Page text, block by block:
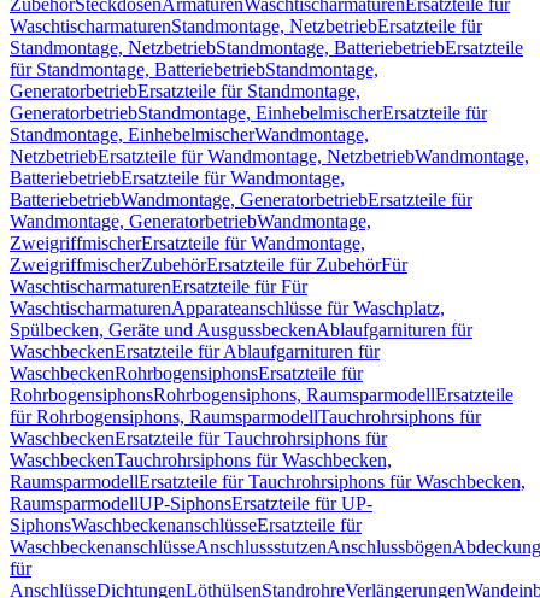
ZubehörSteckdosenArmaturenWaschtischarmaturen Ersatzteile für
WaschtischarmaturenStandmontage, NetzbetriebErsatzteile für
Standmontage, NetzbetriebStandmontage, BatteriebetriebErsatzteile
für Standmontage, BatteriebetriebStandmontage,
GeneratorbetriebErsatzteile für Standmontage,
GeneratorbetriebStandmontage, EinhebelmischerErsatzteile für
Standmontage, EinhebelmischerWandmontage,
NetzbetriebErsatzteile für Wandmontage, NetzbetriebWandmontage,
BatteriebetriebErsatzteile für Wandmontage,
BatteriebetriebWandmontage, GeneratorbetriebErsatzteile für
Wandmontage, GeneratorbetriebWandmontage,
ZweigriffmischerErsatzteile für Wandmontage,
ZweigriffmischerZubehörErsatzteile für ZubehörFür
WaschtischarmaturenErsatzteile für Für
WaschtischarmaturenApparateanschlüsse für Waschplatz,
Spülbecken, Geräte und AusgussbeckenAblaufgarnituren für
WaschbeckenErsatzteile für Ablaufgarnituren für
WaschbeckenRohrbogensiphonsErsatzteile für
RohrbogensiphonsRohrbogensiphons, RaumsparmodellErsatzteile
für Rohrbogensiphons, RaumsparmodellTauchrohrsiphons für
WaschbeckenErsatzteile für Tauchrohrsiphons für
WaschbeckenTauchrohrsiphons für Waschbecken,
RaumsparmodellErsatzteile für Tauchrohrsiphons für Waschbecken,
RaumsparmodellUP-SiphonsErsatzteile für UP-
SiphonsWaschbeckenanschlüsseErsatzteile für
WaschbeckenanschlüsseAnschlussstutzenAnschlussbögen
für
AnschlüsseDichtungenLöthülsenStandrohreVerlängerungen